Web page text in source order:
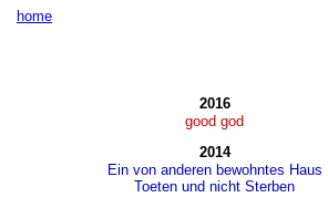
home
2016
good god
2014
Ein von anderen bewohntes Haus
Toeten und nicht Sterben